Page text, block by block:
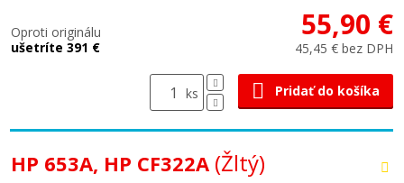
Oproti originálu
ušetríte 391 €
55,90 €
45,45 € bez DPH
ks Pridať do košíka
HP 653A, HP CF322A (Žltý)